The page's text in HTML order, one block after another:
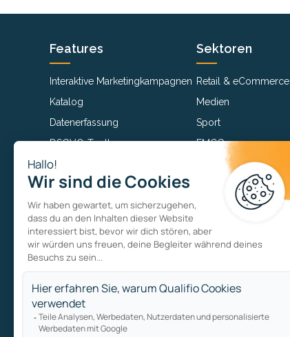
Features
Interaktive Marketingkampagnen
Katalog
Datenerfassung
DSGVO-Toolbox
Prämienprogramme
Add-ons
Sektoren
Retail & eCommerce
Medien
Sport
FMCG
Andere